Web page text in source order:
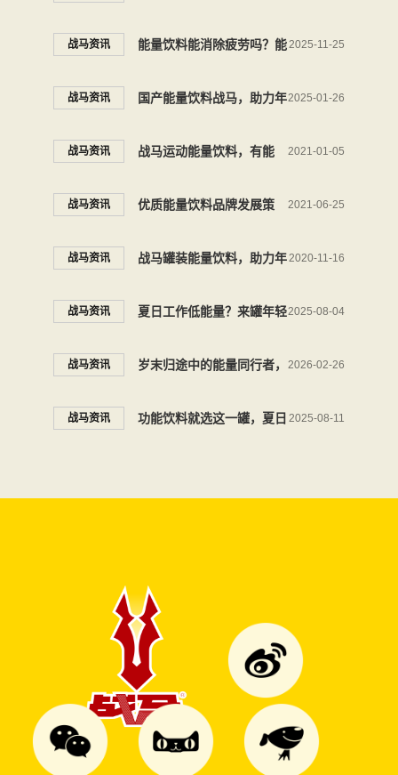
饮料战马守护徒步摄影的专
战马资讯 能量饮料能消除疲劳吗？能
量饮料就选战马能量型维生
2025-11-25
战马资讯 国产能量饮料战马，助力年
轻人“玩转”职场
2025-01-26
战马资讯 战马运动能量饮料，有能
量，放马来
2021-01-05
战马资讯 优质能量饮料品牌发展策
略，应落脚“情感归宿”
2021-06-25
战马资讯 战马罐装能量饮料，助力年
轻人追逐梦想
2020-11-16
战马资讯 夏日工作低能量？来罐年轻
人更爱的战马能量饮料
2025-08-04
战马资讯 岁末归途中的能量同行者，
能量饮料战马助力每一程团
2026-02-26
战马资讯 功能饮料就选这一罐，夏日 2025-08-11